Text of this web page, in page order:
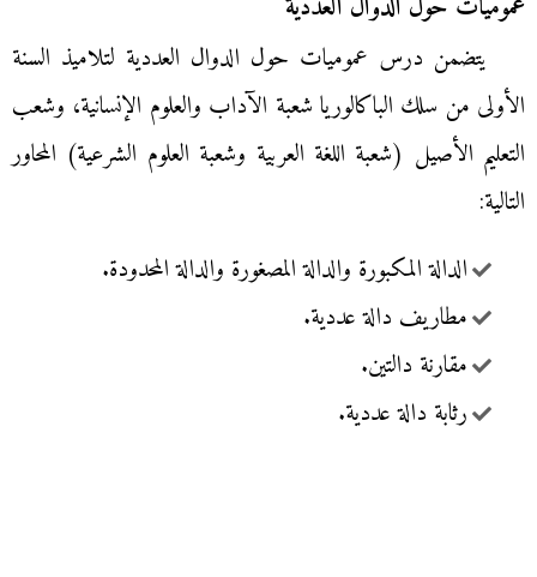
يتضمن درس عموميات حول الدوال العددية لتلاميذ السنة
الأولى من سلك الباكالوريا شعبة الآداب والعلوم الإنسانية، وشعب
التعليم الأصيل (شعبة اللغة العربية وشعبة العلوم الشرعية) المحاور
التالية:
الدالة المكبورة والدالة المصغورة والدالة المحدودة.
مطاريف دالة عددية.
مقارنة دالتين.
رثابة دالة عددية.